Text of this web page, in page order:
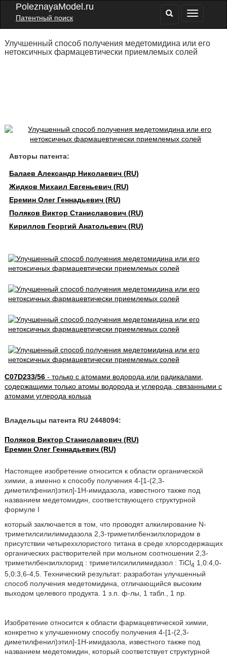
PoleznayaModel.ru
Патентный поиск
Улучшенный способ получения медетомидина или его
нетоксичных фармацевтически приемлемых солей
Авторы патента:
Балаев Александр Николаевич (RU)
Жидков Михаил Евгеньевич (RU)
Еремин Олег Геннадьевич (RU)
Поляков Виктор Станиславович (RU)
Кириллов Георгий Анатольевич (RU)
C07D233/56- только с атомами водорода или радикалами,
содержащими только атомы водорода и углерода, связанными с
атомами углерода кольца
Владельцы патента RU 2448094:
Поляков Виктор Станиславович (RU)
Еремин Олег Геннадьевич (RU)
Настоящее изобретение относится к области органической
химии, а именно к способу получения 4-[1-(2,3-
диметилфенил)этил]-1Н-имидазола, известного также под
названием медетомидин, соответствующего структурной
формуле I
который заключается в том, что проводят алкилирование N-
триметилсилилимидазола 2,3-триметилбензилхлоридом в
присутствии четыреххлористого титана в среде хлорсодержащих
органических растворителей при мольном соотношении 2,3-
триметилбензилхлорид : триметилсилилимидазол : TiCl4 1,0:4,0-
5,0:3,6-4,5. Технический результат: разработан улучшенный
способ получения медетомидина, отличающийся высоким
выходом целевого продукта. 1 з.п. ф-лы, 1 табл., 1 пр.
Изобретение относится к области фармацевтической химии,
конкретно к улучшенному способу получения 4-[1-(2,3-
диметилфенил)этил]-1Н-имидазола, известного также под
названием медетомидин, который соответствует структурной